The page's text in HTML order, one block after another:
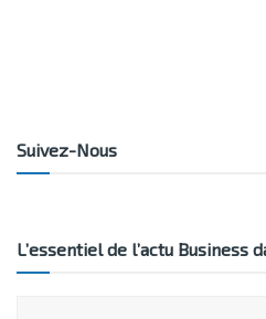
Suivez-Nous
L’essentiel de l’actu Business